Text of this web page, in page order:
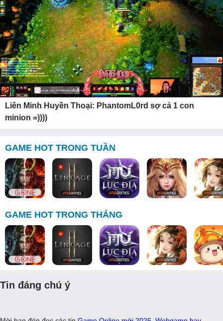
Liên Minh Huyền Thoại: PhantomL0rd sợ cả 1 con
minion =))))
GAME HOT TRONG TUẦN
GAME HOT TRONG THÁNG
Tin đáng chú ý